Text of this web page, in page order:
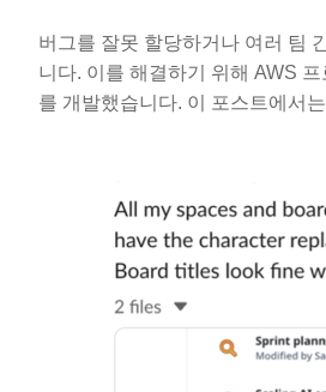
버그를 잘못 할당하거나 여러 팀
니다. 이를 해결하기 위해 AWS
를 개발했습니다. 이 포스트에서